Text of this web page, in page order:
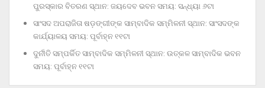
ପୁରସ୍କାର ବିତରଣ ସ୍ଥାନ: ଜୟଦେବ ଭବନ ସମୟ: ସନ୍ଧ୍ୟା ୬ଟା
ସାଂସଦ ଅପରାଜିତା ଷଡ଼ଙ୍ଗୀଙ୍କ ସାମ୍ବାଦିକ ସମ୍ମିଳନୀ ସ୍ଥାନ: ସାଂସଦଙ୍କ
କାର୍ଯ୍ୟାଳୟ ସମୟ: ପୂର୍ବାହ୍ନ ୧୧ଟା
ଦୁର୍ନୀତି ସମ୍ପର୍କିତ ସାମ୍ବାଦିକ ସମ୍ମିଳନୀ ସ୍ଥାନ: ଉତ୍କଳ ସାମ୍ବାଦିକ ଭବନ
ସମୟ: ପୂର୍ବାହ୍ନ ୧୧ଟା